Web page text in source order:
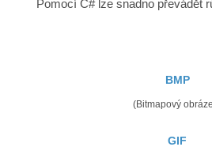
Pomocí C# lze snadno převádět
BMP
(Bitmapový
GIF